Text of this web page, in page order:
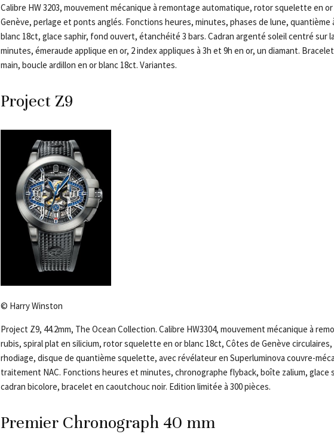
Calibre HW 3203, mouvement mécanique à remontage automatique, rotor squelette en
Genève, perlage et ponts anglés. Fonctions heures, minutes, phases de lune, quantième
blanc 18ct, glace saphir, fond ouvert, étanchéité 3 bars. Cadran argenté soleil centré sur
minutes, émeraude applique en or, 2 index appliques à 3h et 9h en or, un diamant.
main, boucle ardillon en or blanc 18ct. Variantes.
Project Z9
© Harry Winston
Project Z9, 44.2mm, The Ocean Collection. Calibre HW3304, mouvement mécanique à
rubis, spiral plat en silicium, rotor squelette en or blanc 18ct, Côtes de Genève
rhodiage, disque de quantième squelette, avec révélateur en Superluminova couvre-
traitement NAC. Fonctions heures et minutes, chronographe flyback, boîte zalium, glace
cadran bicolore, bracelet en caoutchouc noir. Edition limitée à 300 pièces.
Premier Chronograph 40 mm